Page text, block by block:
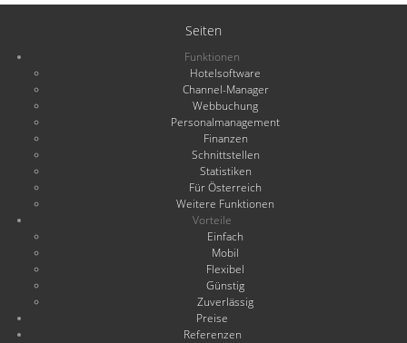
Seiten
Funktionen
Hotelsoftware
Channel-Manager
Webbuchung
Personalmanagement
Finanzen
Schnittstellen
Statistiken
Für Österreich
Weitere Funktionen
Vorteile
Einfach
Mobil
Flexibel
Günstig
Zuverlässig
Preise
Referenzen